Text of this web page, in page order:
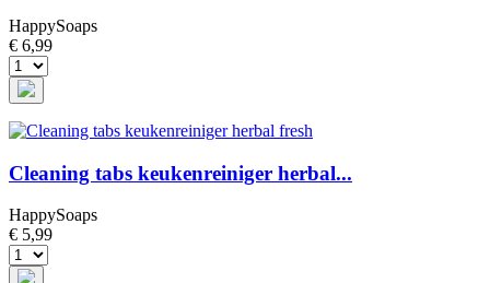
HappySoaps
€ 6,99
Cleaning tabs keukenreiniger herbal...
HappySoaps
€ 5,99